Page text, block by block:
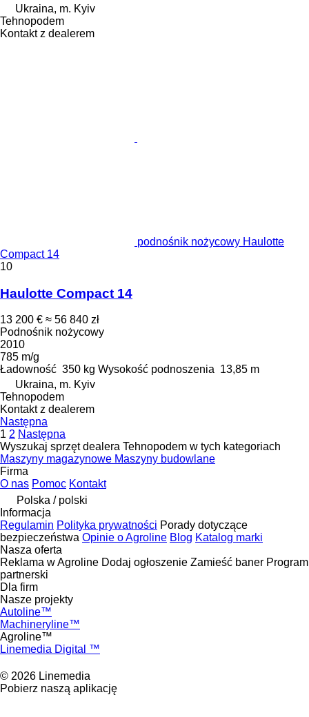
Ukraina, m. Kyiv
Tehnopodem
Kontakt z dealerem
podnośnik nożycowy Haulotte
Compact 14
10
Haulotte Compact 14
13 200 € ≈ 56 840 zł
Podnośnik nożycowy
2010
785 m/g
Ładowność 350 kg Wysokość podnoszenia 13,85 m
Ukraina, m. Kyiv
Tehnopodem
Kontakt z dealerem
Następna
1 2 Następna
Wyszukaj sprzęt dealera Tehnopodem w tych kategoriach
Maszyny magazynowe Maszyny budowlane
Firma
O nas Pomoc Kontakt
Polska / polski
Informacja
Regulamin Polityka prywatności Porady dotyczące
bezpieczeństwa Opinie o Agroline Blog Katalog marki
Nasza oferta
Reklama w Agroline Dodaj ogłoszenie Zamieść baner Program
partnerski
Dla firm
Nasze projekty
Autoline™
Machineryline™
Agroline™
Linemedia Digital ™
© 2026 Linemedia
Pobierz naszą aplikację